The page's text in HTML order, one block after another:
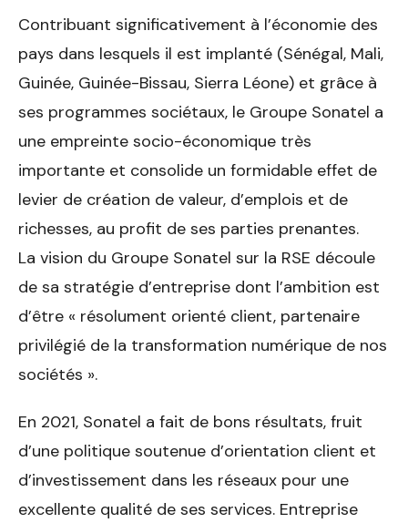
Contribuant significativement à l’économie des
pays dans lesquels il est implanté (Sénégal, Mali,
Guinée, Guinée-Bissau, Sierra Léone) et grâce à
ses programmes sociétaux, le Groupe Sonatel a
une empreinte socio-économique très
importante et consolide un formidable effet de
levier de création de valeur, d’emplois et de
richesses, au profit de ses parties prenantes.
La vision du Groupe Sonatel sur la RSE découle
de sa stratégie d’entreprise dont l’ambition est
d’être « résolument orienté client, partenaire
privilégié de la transformation numérique de nos
sociétés ».
En 2021, Sonatel a fait de bons résultats, fruit
d’une politique soutenue d’orientation client et
d’investissement dans les réseaux pour une
excellente qualité de ses services. Entreprise